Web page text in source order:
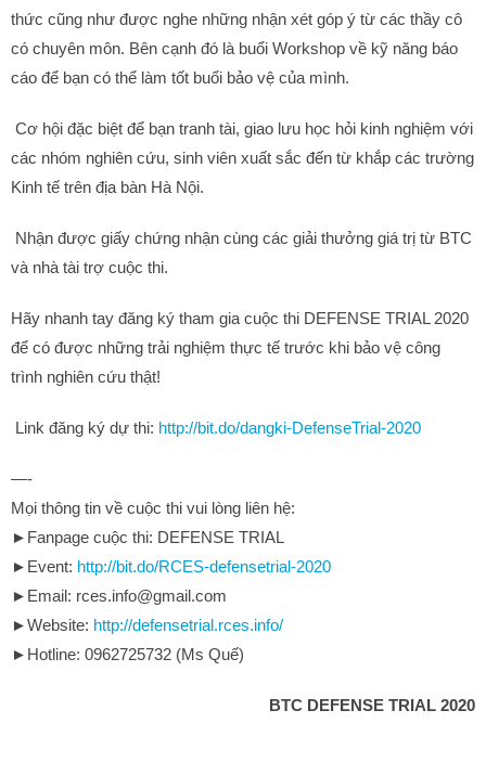
thức cũng như được nghe những nhận xét góp ý từ các thầy cô
có chuyên môn. Bên cạnh đó là buổi Workshop về kỹ năng báo
cáo để bạn có thể làm tốt buổi bảo vệ của mình.
Cơ hội đặc biệt để bạn tranh tài, giao lưu học hỏi kinh nghiệm với
các nhóm nghiên cứu, sinh viên xuất sắc đến từ khắp các trường
Kinh tế trên địa bàn Hà Nội.
Nhận được giấy chứng nhận cùng các giải thưởng giá trị từ BTC
và nhà tài trợ cuộc thi.
Hãy nhanh tay đăng ký tham gia cuộc thi DEFENSE TRIAL 2020
để có được những trải nghiệm thực tế trước khi bảo vệ công
trình nghiên cứu thật!
Link đăng ký dự thi: http://bit.do/dangki-DefenseTrial-2020
—-
Mọi thông tin về cuộc thi vui lòng liên hệ:
►Fanpage cuộc thi: DEFENSE TRIAL
►Event: http://bit.do/RCES-defensetrial-2020
►Email: rces.info@gmail.com
►Website: http://defensetrial.rces.info/
►Hotline: 0962725732 (Ms Quế)
BTC DEFENSE TRIAL 2020